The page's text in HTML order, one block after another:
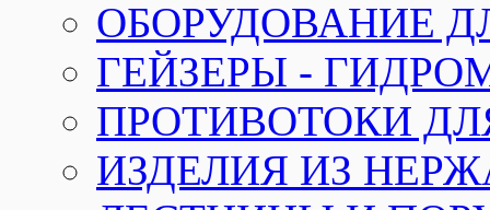
ОБОРУДОВАНИЕ
ГЕЙЗЕРЫ -
ПРОТИВОТОКИ
ИЗДЕЛИЯ ИЗ